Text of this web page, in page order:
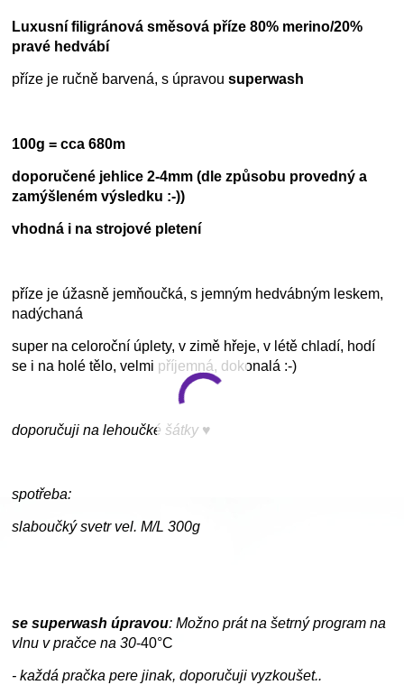
Luxusní filigránová směsová příze 80% merino/20%
pravé hedvábí
příze je ručně barvená, s úpravousuperwash
100g = cca 680m
doporučené jehlice 2-4mm (dle způsobu provedný a
zamýšleném výsledku :-))
vhodná i na strojové pletení
příze je úžasně jemňoučká, s jemným hedvábným leskem,
nadýchaná
super na celoroční úplety, v zimě hřeje, v létě chladí, hodí
se i na holé tělo, velmi příjemná, dokonalá :-)
doporučuji na lehoučké šátky ♥
spotřeba:
slaboučký svetr vel. M/L 300g
se superwash úpravou: Možno prát na šetrný program na
vlnu v pračce na30-40°C
- každá pračka pere jinak, doporučuji vyzkoušet..